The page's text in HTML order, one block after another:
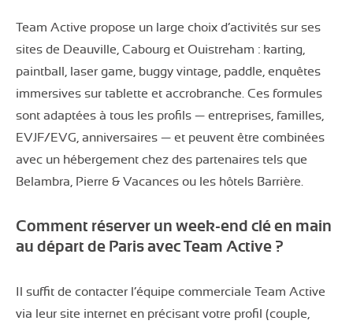
Team Active propose un large choix d’activités sur ses
sites de Deauville, Cabourg et Ouistreham : karting,
paintball, laser game, buggy vintage, paddle, enquêtes
immersives sur tablette et accrobranche. Ces formules
sont adaptées à tous les profils — entreprises, familles,
EVJF/EVG, anniversaires — et peuvent être combinées
avec un hébergement chez des partenaires tels que
Belambra, Pierre & Vacances ou les hôtels Barrière.
Comment réserver un week-end clé en main
au départ de Paris avec Team Active ?
Il suffit de contacter l’équipe commerciale Team Active
via leur site internet en précisant votre profil (couple,